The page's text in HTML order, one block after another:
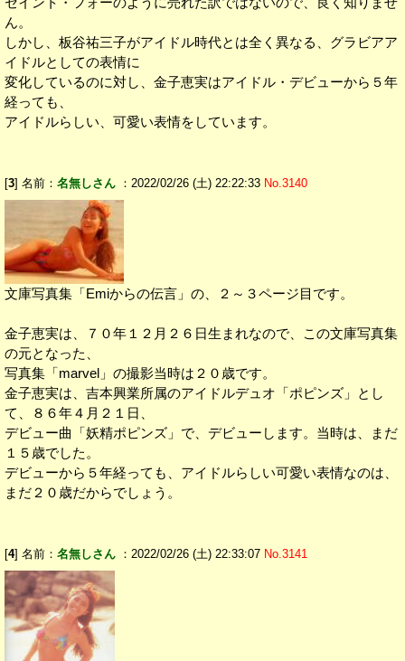
ん。
しかし、板谷祐三子がアイドル時代とは全く異なる、グラビアア
イドルとしての表情に
変化しているのに対し、金子恵実はアイドル・デビューから５年
経っても、
アイドルらしい、可愛い表情をしています。
[3] 名前： 名無しさん ：2022/02/26 (土) 22:22:33 No.3140
文庫写真集「Emiからの伝言」の、２～３ページ目です。
金子恵実は、７０年１２月２６日生まれなので、この文庫写真集
の元となった、
写真集「marvel」の撮影当時は２０歳です。
金子恵実は、吉本興業所属のアイドルデュオ「ポピンズ」とし
て、８６年４月２１日、
デビュー曲「妖精ポピンズ」で、デビューします。当時は、まだ
１５歳でした。
デビューから５年経っても、アイドルらしい可愛い表情なのは、
まだ２０歳だからでしょう。
[4] 名前： 名無しさん ：2022/02/26 (土) 22:33:07 No.3141